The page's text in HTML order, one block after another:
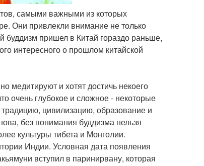
самыми важными из которых
Они привлекли внимание не только
пришел в Китай гораздо раньше,
интересного о прошлом китайской
медитируют и хотят достичь некоего
очень глубокое и сложное - некоторые
цивилизацию, образование и
без понимания буддизма нельзя
культуры тибета и Монголии.
Индии. Условная дата появления
вступил в паринирвану, которая